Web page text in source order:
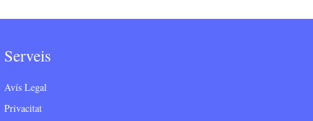
Serveis
Avís Legal
Privacitat